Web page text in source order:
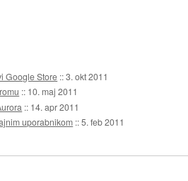
Google Store ::3. okt 2011
:: 10. maj 2011
:: 14. apr 2011
uporabnikom ::5. feb 2011